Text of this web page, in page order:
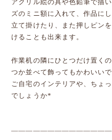
アクリル絵の具や色鉛筆で描
ズのミニ額に入れて、作品にし
立て掛けたり、また押しピン
けることも出来ます。
作業机の隣にひとつだけ置く
つか並べて飾ってもかわいいで
ご自宅のインテリアや、ちょ
でしょうか*